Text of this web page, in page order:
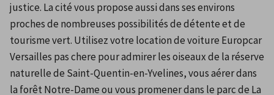
justice. La cité vous propose aussi dans ses environs
proches de nombreuses possibilités de détente et de
tourisme vert. Utilisez votre location de voiture Europcar
Versailles pas chere pour admirer les oiseaux de la réserve
naturelle de Saint-Quentin-en-Yvelines, vous aérer dans
la forêt Notre-Dame ou vous promener dans le parc de La